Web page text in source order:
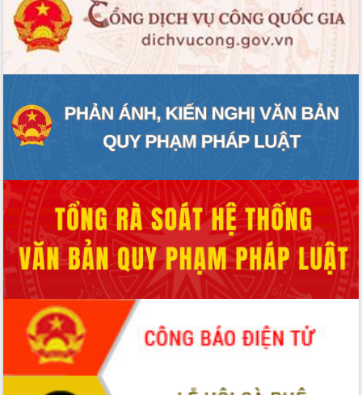
Thứ trưởng Bộ Nông nghiệp và Môi
trường Nguyễn Hoàng Hiệp khảo sát
vùng trồng và doanh nghiệp đóng gói
sầu riêng tại Đắk Lắk
Đắk Lắk công bố Quy hoạch và xúc
tiến đầu tư tỉnh
Ngành cá ngừ Đắk Lắk chủ động thích
Diễn đàn Kinh tế tư nhân Việt Nam đột
phá cơ chế - Hợp tác công tư
Đề án 06 tạo bước ngoặt đột phá trong
cải cách hành chính tỉnh Đắk Lắk
Kết nối tour, đẩy mạnh chuyển đổi số
để phát triển du lịch Đắk Lắk
Khởi động Dự án Đầu tư xây dựng hạ
tầng kỹ thuật Cụm công nghiệp Tân
Tiến
Gặp mặt các cơ quan báo chí nhân Kỷ
niệm 101 năm Ngày Báo chí Cách